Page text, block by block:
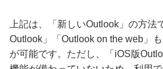
上記は、「新しいOutlook」の方法
Outlook」「Outlook on the web」
が可能です。ただし、「iOS版